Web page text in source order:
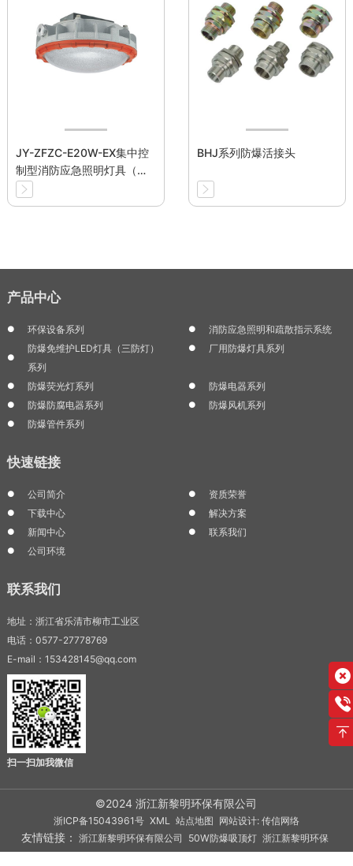
JY-ZFZC-E20W-EX集中控
制型消防应急照明灯具（防
爆型）
BHJ系列防爆活接头
产品中心
环保设备系列
消防应急照明和疏散指示系统
防爆免维护LED灯具（三防灯）
系列
厂用防爆灯具系列
防爆荧光灯系列
防爆电器系列
防爆防腐电器系列
防爆风机系列
防爆管件系列
快速链接
公司简介
资质荣誉
下载中心
解决方案
新闻中心
联系我们
公司环境
联系我们
地址：浙江省乐清市柳市工业区
电话：0577-27778769
E-mail：153428145@qq.com
扫一扫加我微信
©2024 浙江新黎明环保有限公司
浙ICP备15043961号 XML 站点地图 网站设计: 传信网络
友情链接： 浙江新黎明环保有限公司 50W防爆吸顶灯 浙江新黎明环保